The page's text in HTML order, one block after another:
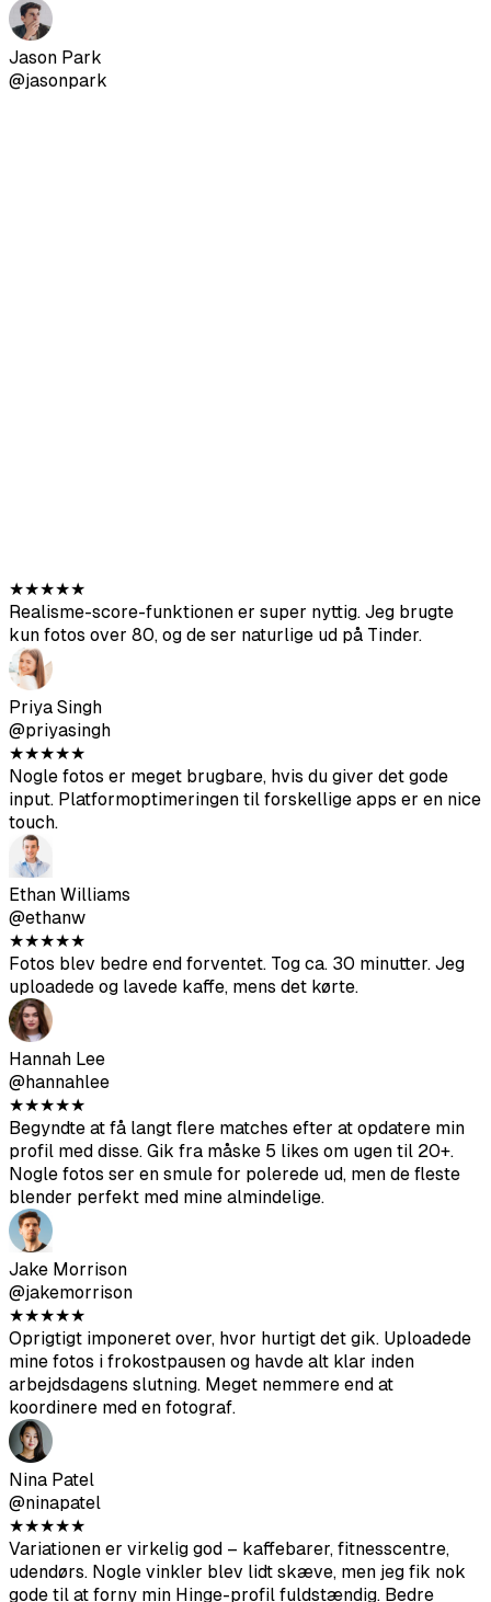
★★★★★
Realisme-score-funktionen er super nyttig. Jeg brugte
kun fotos over 80, og de ser naturlige ud på Tinder.
Priya Singh
@priyasingh
★★★ ★★
Nogle fotos er meget brugbare, hvis du giver det gode
input. Platformoptimeringen til forskellige apps er en nice
touch.
Ethan Williams
@ethanw
★★★★★
Fotos blev bedre end forventet. Tog ca. 30 minutter. Jeg
uploadede og lavede kaffe, mens det kørte.
Hannah Lee
@hannahlee
★★★
Begyndte at få langt flere matches efter at opdatere min
profil med disse. Gik fra måske 5 likes om ugen til 20+.
Nogle fotos ser en smule for polerede ud, men de fleste
blender perfekt med mine almindelige.
Jake Morrison
@jakemorrison
★★★
Oprigtigt imponeret over, hvor hurtigt det gik. Uploadede
mine fotos i frokostpausen og havde alt klar inden
arbejdsdagens slutning. Meget nemmere end at
koordinere med en fotograf.